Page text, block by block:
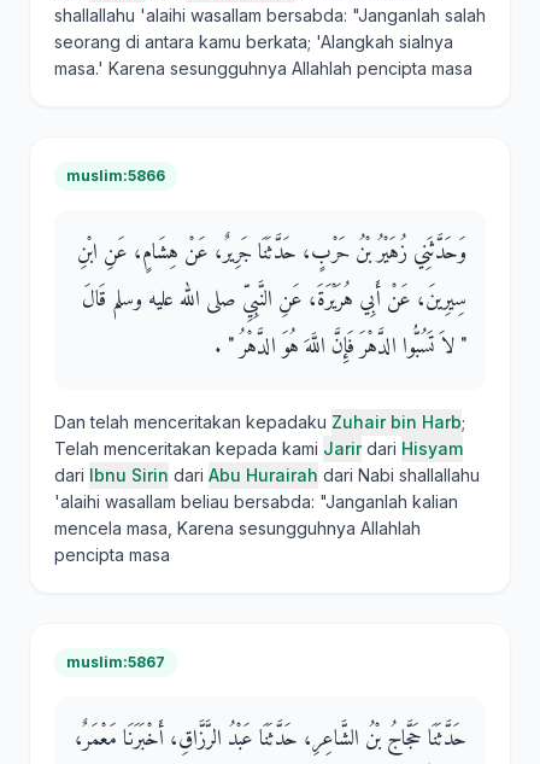
shallallahu 'alaihi wasallam bersabda: "Janganlah salah
seorang di antara kamu berkata; 'Alangkah sialnya
masa.' Karena sesungguhnya Allahlah pencipta masa
muslim:5866
وَحَدَّثَنِي زُهَيْرُ بْنُ حَرْبٍ، حَدَّثَنَا جَرِيرٌ، عَنْ هِشَامٍ، عَنِ ابْنِ
سِيرِينَ، عَنْ أَبِي هُرَيْرَةَ، عَنِ النَّبِيِّ صلى الله عليه وسلم قَالَ ‏
"‏ لاَ تَسُبُّوا الدَّهْرَ فَإِنَّ اللَّهَ هُوَ الدَّهْرُ ‏"‏ ‏.‏
Dan telah menceritakan kepadaku Zuhair bin Harb;
Telah menceritakan kepada kami Jarirdari Hisyam
dari Ibnu Sirin dari Abu Hurairah dari Nabi shallallahu
'alaihi wasallam beliau bersabda: "Janganlah kalian
mencela masa, Karena sesungguhnya Allahlah
pencipta masa
muslim:5867
حَدَّثَنَا حَجَّاجُ بْنُ الشَّاعِرِ، حَدَّثَنَا عَبْدُ الرَّزَّاقِ، أَخْبَرَنَا مَعْمَرٌ،